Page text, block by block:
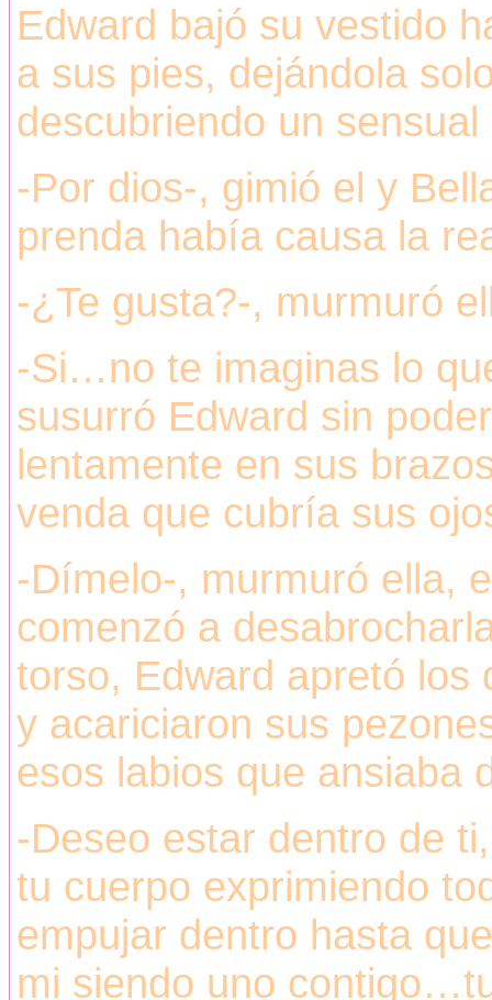
Edward bajó su vestido
a sus pies, dejándola
descubriendo un sensual
-Por dios-, gimió el y
prenda había causa la
-¿Te gusta?-, murmuró
-Si…no te imaginas lo
susurró Edward sin
lentamente en sus
venda que cubría sus
-Dímelo-, murmuró ella,
comenzó a
torso, Edward apretó los
y acariciaron sus
esos labios que ansiaba
-Deseo estar dentro de
tu cuerpo exprimiendo
empujar dentro hasta
mi siendo uno